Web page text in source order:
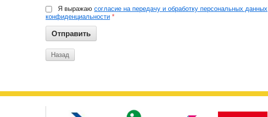
Я выражаю согласие на передачу и обработку персональных данных
конфиденциальности *
Назад